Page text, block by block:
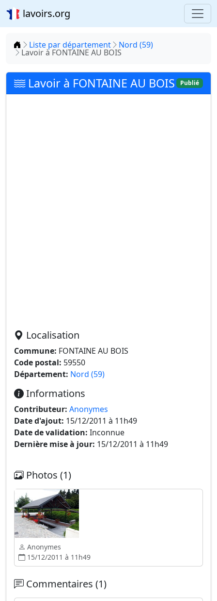
lavoirs.org
Accueil
Liste par département Nord (59)
Lavoir à FONTAINE AU BOIS
Lavoir à FONTAINE AU BOIS Publié
Localisation
Commune: FONTAINE AU BOIS
Code postal: 59550
Département: Nord (59)
Informations
Contributeur: Anonymes
Date d'ajout: 15/12/2011 à 11h49
Date de validation: Inconnue
Dernière mise à jour: 15/12/2011 à 11h49
Photos (1)
Anonymes
15/12/2011 à 11h49
Commentaires (1)